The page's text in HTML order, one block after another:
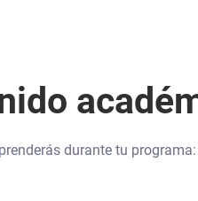
durante tu programa: